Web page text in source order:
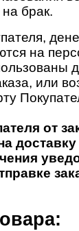
брак.
на
или
от